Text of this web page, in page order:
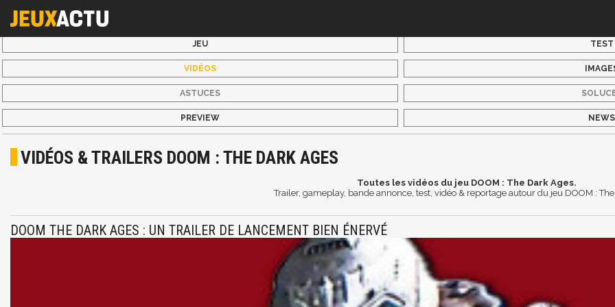
JEU TEST
VIDÉOS
ASTUCES
PREVIEW NEWS
VIDÉOS & TRAILERS DOOM : THE DARK AGES
Toutes les vidéos du jeu DOOM : The Dark Ages.
Trailer, gameplay, bande annonce, test, vidéo & reportage autour du jeu DOOM :
DOOM THE DARK AGES : UN TRAILER DE LANCEMENT BIEN ÉNERVÉ